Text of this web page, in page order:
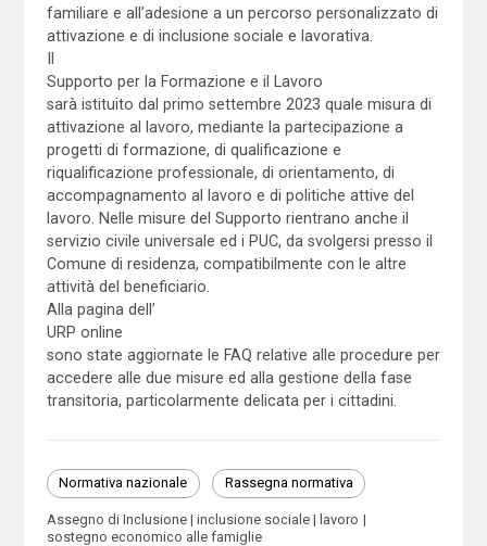
familiare e all’adesione a un percorso personalizzato di
attivazione e di inclusione sociale e lavorativa.
Supporto per la Formazione e il Lavoro
sarà istituito dal primo settembre 2023 quale misura di
attivazione al lavoro, mediante la partecipazione a
progetti di formazione, di qualificazione e
riqualificazione professionale, di orientamento, di
accompagnamento al lavoro e di politiche attive del
lavoro. Nelle misure del Supporto rientrano anche il
servizio civile universale ed i PUC, da svolgersi presso il
Comune di residenza, compatibilmente con le altre
attività del beneficiario.
Alla pagina dell’
URP online
sono state aggiornate le FAQ relative alle procedure per
accedere alle due misure ed alla gestione della fase
transitoria, particolarmente delicata per i cittadini.
Normativa nazionale Rassegna normativa
Assegno di Inclusione inclusione sociale
lavoro
sostegno economico alle famiglie